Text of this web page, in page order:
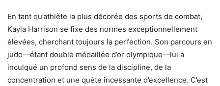
En tant qu’athlète la plus décorée des sports de combat,
Kayla Harrison se fixe des normes exceptionnellement
élevées, cherchant toujours la perfection. Son parcours en
judo—étant double médaillée d’or olympique—lui a
inculqué un profond sens de la discipline, de la
concentration et une quête incessante d’excellence. C’est